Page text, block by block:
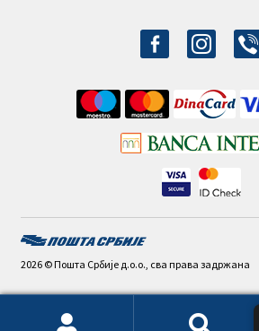
facebook-
alt
instagram
viber
2026 © Пошта Србије д.о.о., сва права задржана